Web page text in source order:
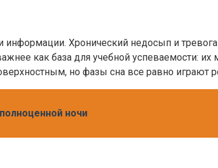
Хронический недосып и
как база для учебной успеваемости:
но фазы сна все равно играют
ночи